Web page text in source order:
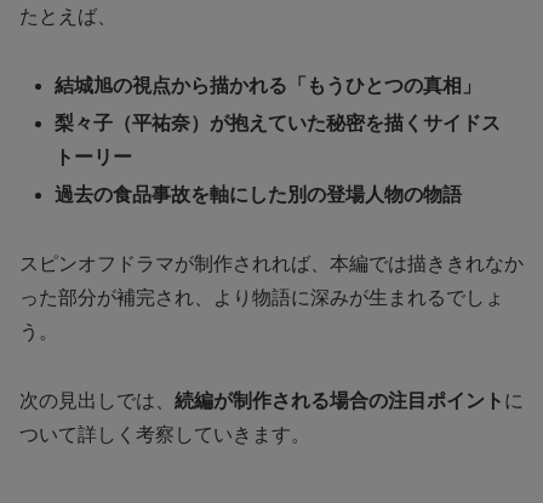
たとえば、
結城旭の視点から描かれる「もうひとつの真相」
梨々子（平祐奈）が抱えていた秘密を描くサイドス
トーリー
過去の食品事故を軸にした別の登場人物の物語
スピンオフドラマが制作されれば、本編では描ききれなか
った部分が補完され、より物語に深みが生まれるでしょ
う。
次の見出しでは、 続編が制作される場合の注目ポイント に
ついて詳しく考察していきます。